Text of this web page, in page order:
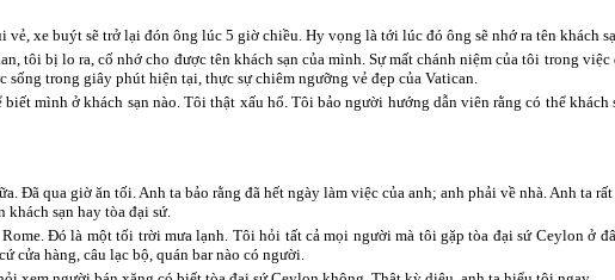
xe buýt sẽ trở lại đón ông lúc 5 giờ chiều. Hy vọng là tới lúc đó ông sẽ nhớ ra tên khách
tôi bị lo ra, cố nhớ cho được tên khách sạn của mình. Sự mất chánh niệm của tôi trong
trong giây phút hiện tại, thực sự chiêm ngưỡng vẻ đẹp của Vatican.
mình ở khách sạn nào. Tôi thật xấu hổ. Tôi bảo người hướng dẫn viên rằng có thể khách
Đã qua giờ ăn tối. Anh ta bảo rằng đã hết ngày làm việc của anh; anh phải về nhà. Anh ta
sạn hay tòa đại sứ.
Đó là một tối trời mưa lạnh. Tôi hỏi tất cả mọi người mà tôi gặp tòa đại sứ Ceylon ở
cửa hàng, câu lạc bộ, quán bar nào có người.